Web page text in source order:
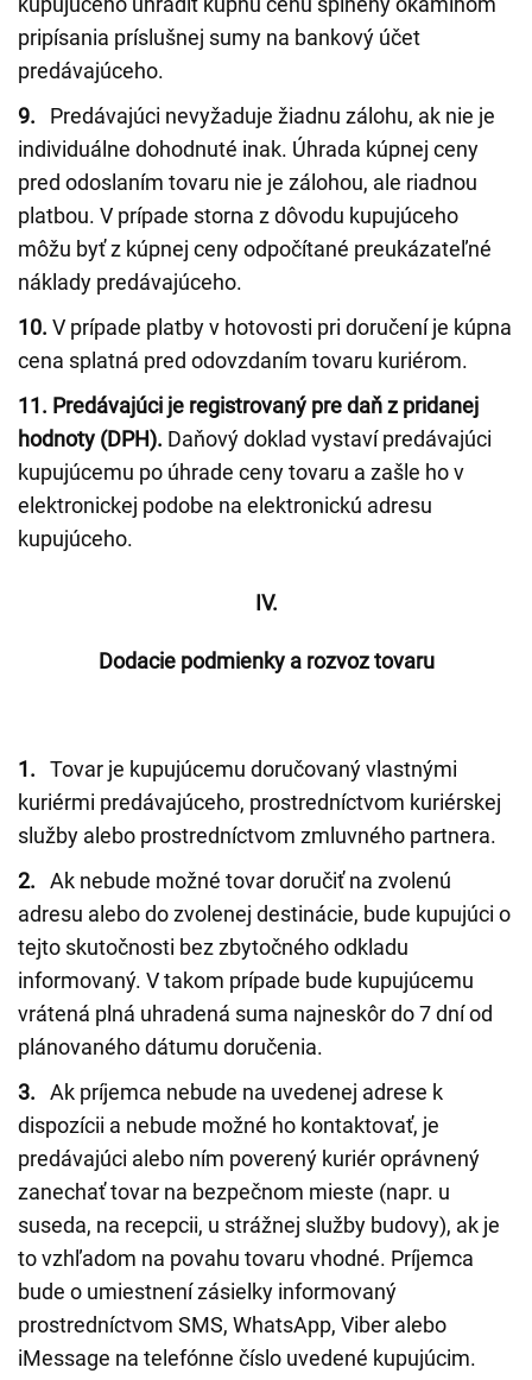
pripísania príslušnej sumy na bankový účet
predávajúceho.
9. Predávajúci nevyžaduje žiadnu zálohu, ak nie je
individuálne dohodnuté inak. Úhrada kúpnej ceny
pred odoslaním tovaru nie je zálohou, ale riadnou
platbou. V prípade storna z dôvodu kupujúceho
môžu byť z kúpnej ceny odpočítané preukázateľné
náklady predávajúceho.
10. V prípade platby v hotovosti pri doručení je kúpna
cena splatná pred odovzdaním tovaru kuriérom.
11. Predávajúci je registrovaný pre daň z pridanej
hodnoty (DPH). Daňový doklad vystaví predávajúci
kupujúcemu po úhrade ceny tovaru a zašle ho v
elektronickej podobe na elektronickú adresu
kupujúceho.
IV.
Dodacie podmienky a rozvoz tovaru
1. Tovar je kupujúcemu doručovaný vlastnými
kuriérmi predávajúceho, prostredníctvom kuriérskej
služby alebo prostredníctvom zmluvného partnera.
2. Ak nebude možné tovar doručiť na zvolenú
adresu alebo do zvolenej destinácie, bude kupujúci o
tejto skutočnosti bez zbytočného odkladu
informovaný. V takom prípade bude kupujúcemu
vrátená plná uhradená suma najneskôr do 7 dní od
plánovaného dátumu doručenia.
3. Ak príjemca nebude na uvedenej adrese k
dispozícii a nebude možné ho kontaktovať, je
predávajúci alebo ním poverený kuriér oprávnený
zanechať tovar na bezpečnom mieste (napr. u
suseda, na recepcii, u strážnej služby budovy), ak je
to vzhľadom na povahu tovaru vhodné. Príjemca
bude o umiestnení zásielky informovaný
prostredníctvom SMS, WhatsApp, Viber alebo
iMessage na telefónne číslo uvedené kupujúcim.